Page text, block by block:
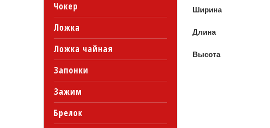
Чокер
Ложка
Ложка чайная
Запонки
Зажим
Брелок
Ширина
Длина
Высота